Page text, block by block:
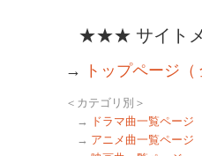
★★★ サイト
→ トップページ（
＜カテゴリ別＞
→
ドラマ曲一覧ページ
→ アニメ曲一覧ページ